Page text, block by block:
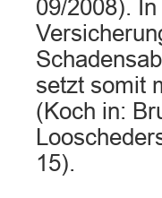
09/2008).
setzt somit
(Koch in:
15).